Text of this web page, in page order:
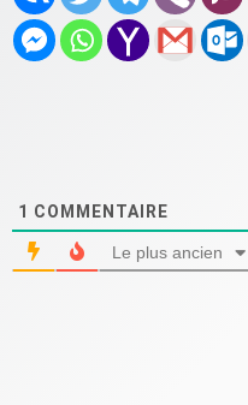
1 COMMENTAIRE
Le plus ancien